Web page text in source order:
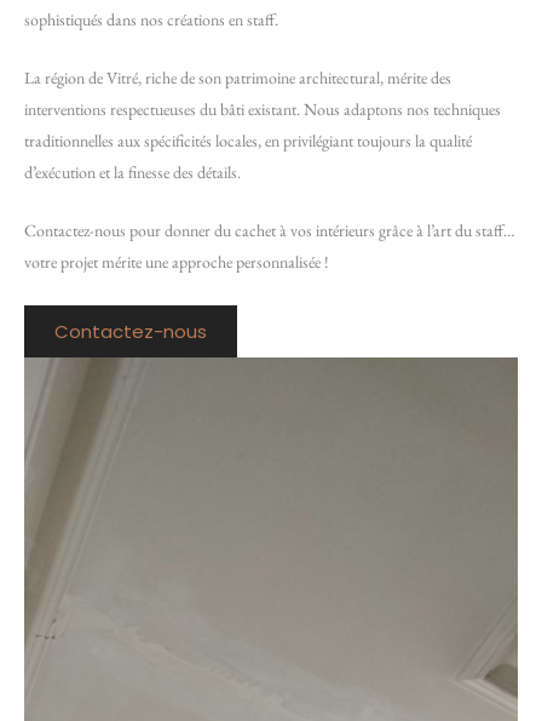
sophistiqués dans nos créations en staff.
La région de Vitré, riche de son patrimoine architectural, mérite des
interventions respectueuses du bâti existant. Nous adaptons nos techniques
traditionnelles aux spécificités locales, en privilégiant toujours la qualité
d’exécution et la finesse des détails.
Contactez-nous pour donner du cachet à vos intérieurs grâce à l’art du staff…
votre projet mérite une approche personnalisée !
Contactez-nous